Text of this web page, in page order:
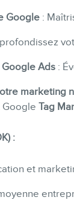
Google :
Ads :
marketing
Google Tag
:
et